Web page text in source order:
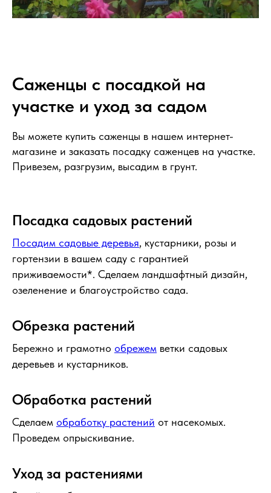
Саженцы с посадкой на
участке и уход за садом
Вы можете купить саженцы в нашем интернет-
магазине и заказать посадку саженцев на участке.
Привезем, разгрузим, высадим в грунт.
Посадка садовых растений
Посадим садовые деревья, кустарники, розы и
гортензии в вашем саду с гарантией
приживаемости*. Сделаем ландшафтный дизайн,
озеленение и благоустройство сада.
Обрезка растений
Бережно и грамотно обрежем ветки садовых
деревьев и кустарников.
Обработка растений
Сделаем обработку растений от насекомых.
Проведем опрыскивание.
Уход за растениями